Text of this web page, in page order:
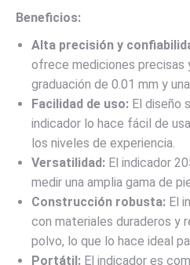
Beneficios:
Alta precisión y
ofrece mediciones precisas
graduación de 0.01 mm y
Facilidad de uso: El diseño
indicador lo hace fácil de
los niveles de experiencia.
Versatilidad: El indicador
medir una amplia gama de
Construcción robusta: El
con materiales duraderos y
polvo, lo que lo hace ideal
Portátil: El indicador es